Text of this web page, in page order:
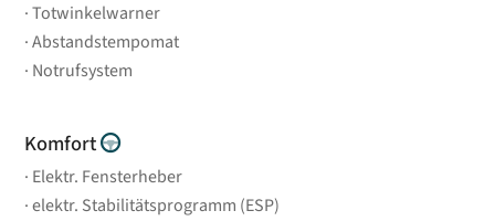
Totwinkelwarner
Abstandstempomat
Notrufsystem
Komfort
Elektr. Fensterheber
elektr. Stabilitätsprogramm (ESP)